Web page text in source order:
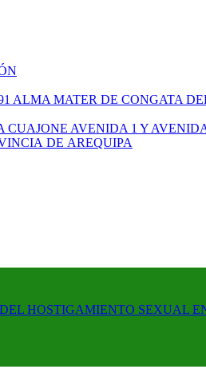
ALMA MATER DE CONGATA
AVENIDA 1 Y
DE AREQUIPA
HOSTIGAMIENTO SEXUAL